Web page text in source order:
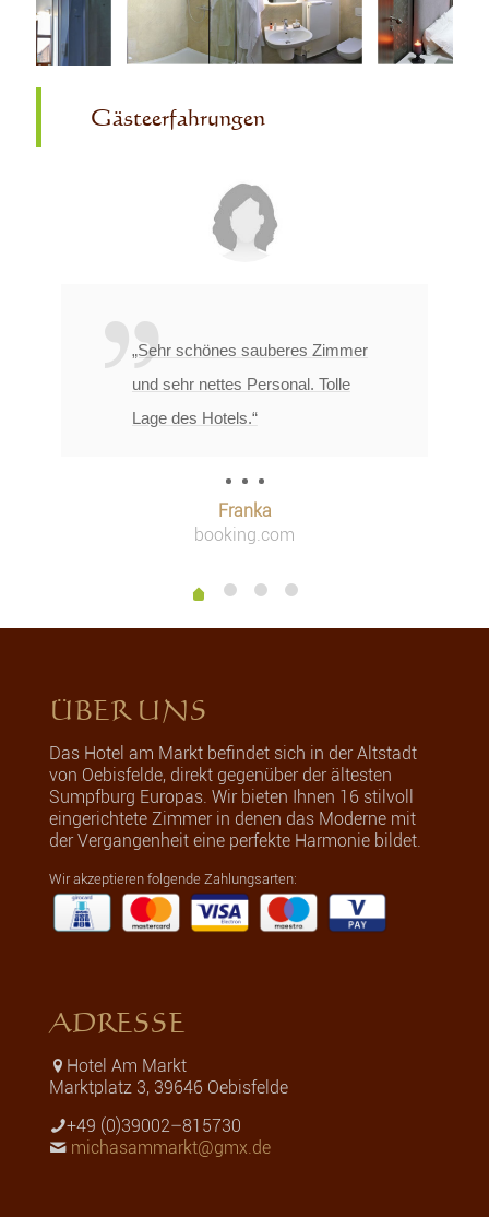
Gästeerfahrungen
„Sehr schönes sauberes Zimmer
und sehr nettes Personal. Tolle
Lage des Hotels.“
Franka
booking.com
ÜBER UNS
Das Hotel am Markt befindet sich in der Altstadt
von Oebisfelde, direkt gegenüber der ältesten
Sumpfburg Europas. Wir bieten Ihnen 16 stilvoll
eingerichtete Zimmer in denen das Moderne mit
der Vergangenheit eine perfekte Harmonie bildet.
Wir akzeptieren folgende Zahlungsarten:
ADRESSE
Hotel Am Markt
Marktplatz 3, 39646 Oebisfelde
+49 (0)39002–815730
michasammarkt@gmx.de